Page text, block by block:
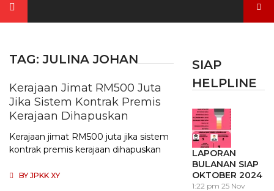
TAG:JULINA JOHAN
Kerajaan Jimat RM500 Juta
Jika Sistem Kontrak Premis
Kerajaan Dihapuskan
Kerajaan jimat RM500 juta jika sistem
kontrak premis kerajaan dihapuskan
BYJPKK XY
SIAP
HELPLINE
LAPORAN
BULANAN SIAP
OKTOBER 2024
1:22 pm 25 Nov